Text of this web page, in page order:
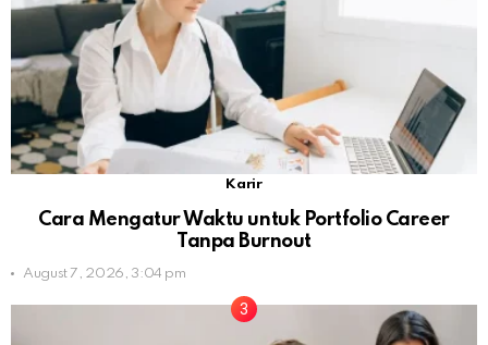
Karir
Cara Mengatur Waktu untuk Portfolio Career
Tanpa Burnout
August 7, 2026, 3:04 pm